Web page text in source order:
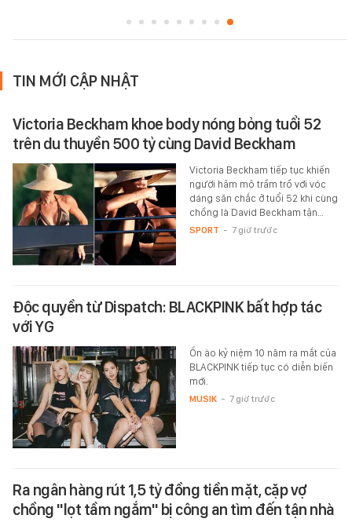
TIN MỚI CẬP NHẬT
Victoria Beckham khoe body nóng bỏng tuổi 52
trên du thuyền 500 tỷ cùng David Beckham
Victoria Beckham tiếp tục khiến
người hâm mộ trầm trồ với vóc
dáng săn chắc ở tuổi 52 khi cùng
chồng là David Beckham tận…
SPORT - 7 giờ trước
Độc quyền từ Dispatch: BLACKPINK bất hợp tác
với YG
Ồn ào kỷ niệm 10 năm ra mắt của
BLACKPINK tiếp tục có diễn biến
mới.
MUSIK - 7 giờ trước
Ra ngân hàng rút 1,5 tỷ đồng tiền mặt, cặp vợ
chồng "lọt tầm ngắm" bị công an tìm đến tận nhà